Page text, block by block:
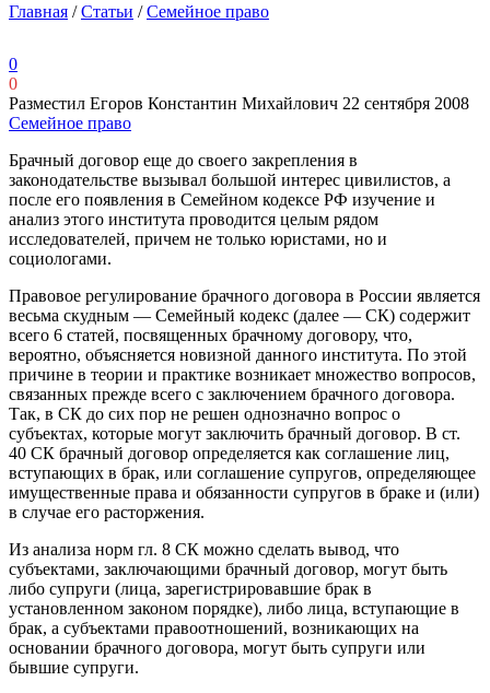
Главная /Статьи /Семейное право
0
0
Разместил Егоров Константин Михайлович 22 сентября 2008
Семейное право
Брачный договор еще до своего закрепления в
законодательстве вызывал большой интерес цивилистов, а
после его появления в Семейном кодексе РФ изучение и
анализ этого института проводится целым рядом
исследователей, причем не только юристами, но и
социологами.
Правовое регулирование брачного договора в России является
весьма скудным — Семейный кодекс (далее — СК) содержит
всего 6 статей, посвященных брачному договору, что,
вероятно, объясняется новизной данного института. По этой
причине в теории и практике возникает множество вопросов,
связанных прежде всего с заключением брачного договора.
Так, в СК до сих пор не решен однозначно вопрос о
субъектах, которые могут заключить брачный договор. В ст.
40 СК брачный договор определяется как соглашение лиц,
вступающих в брак, или соглашение супругов, определяющее
имущественные права и обязанности супругов в браке и (или)
в случае его расторжения.
Из анализа норм гл. 8 СК можно сделать вывод, что
субъектами, заключающими брачный договор, могут быть
либо супруги (лица, зарегистрировавшие брак в
установленном законом порядке), либо лица, вступающие в
брак, а субъектами правоотношений, возникающих на
основании брачного договора, могут быть супруги или
бывшие супруги.